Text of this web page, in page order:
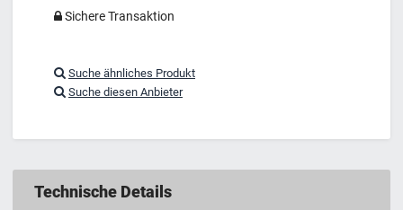
Sichere Transaktion
Suche ähnliches Produkt
Suche diesen Anbieter
Technische Details